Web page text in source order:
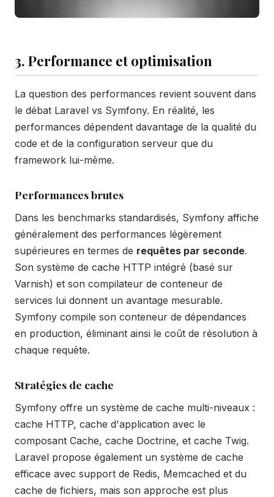
3. Performance et optimisation
La question des performances revient souvent dans
le débat Laravel vs Symfony. En réalité, les
performances dépendent davantage de la qualité du
code et de la configuration serveur que du
framework lui-même.
Performances brutes
Dans les benchmarks standardisés, Symfony affiche
généralement des performances légèrement
supérieures en termes de requêtes par seconde.
Son système de cache HTTP intégré (basé sur
Varnish) et son compilateur de conteneur de
services lui donnent un avantage mesurable.
Symfony compile son conteneur de dépendances
en production, éliminant ainsi le coût de résolution à
chaque requête.
Stratégies de cache
Symfony offre un système de cache multi-niveaux :
cache HTTP, cache d'application avec le
composant Cache, cache Doctrine, et cache Twig.
Laravel propose également un système de cache
efficace avec support de Redis, Memcached et du
cache de fichiers, mais son approche est plus